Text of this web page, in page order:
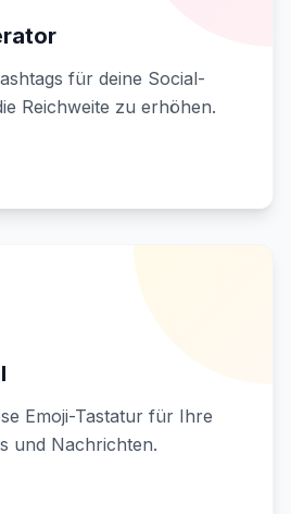
für deine Social-
Reichweite zu erhöhen.
Emoji-Tastatur für Ihre
und Nachrichten.